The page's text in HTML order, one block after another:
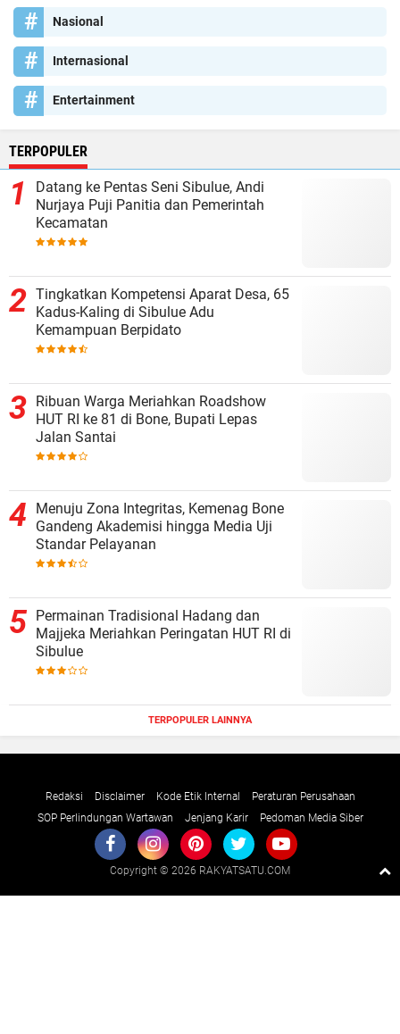
Nasional
Internasional
Entertainment
TERPOPULER
Datang ke Pentas Seni Sibulue, Andi
Nurjaya Puji Panitia dan Pemerintah
Kecamatan
Tingkatkan Kompetensi Aparat Desa, 65
Kadus-Kaling di Sibulue Adu
Kemampuan Berpidato
Ribuan Warga Meriahkan Roadshow
HUT RI ke 81 di Bone, Bupati Lepas
Jalan Santai
Menuju Zona Integritas, Kemenag Bone
Gandeng Akademisi hingga Media Uji
Standar Pelayanan
Permainan Tradisional Hadang dan
Majjeka Meriahkan Peringatan HUT RI di
Sibulue
TERPOPULER LAINNYA
Redaksi Disclaimer Kode Etik Internal
Peraturan Perusahaan
SOP Perlindungan Wartawan
Jenjang Karir Pedoman Media Siber
Copyright © 2026 RAKYATSATU.COM
Raushan